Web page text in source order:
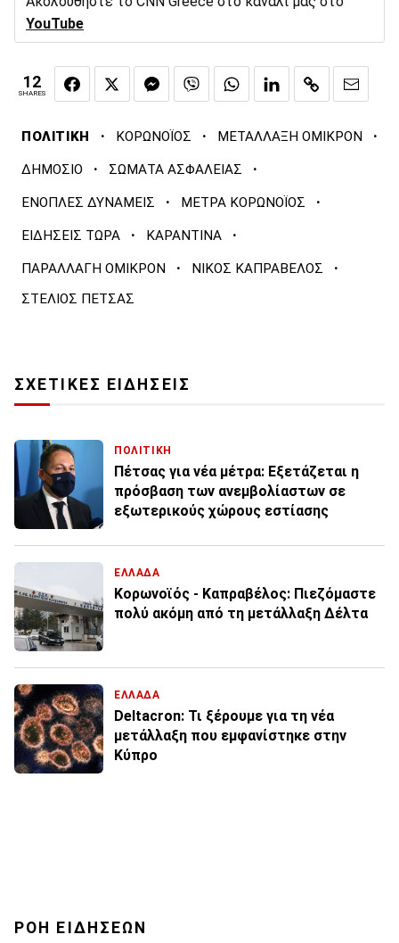
YouTube
12
SHARES
ΠΟΛΙΤΙΚΗ · ΚΟΡΩΝΟΪΟΣ · ΜΕΤΑΛΛΑΞΗ ΟΜΙΚΡΟΝ ·
ΔΗΜΟΣΙΟ · ΣΩΜΑΤΑ ΑΣΦΑΛΕΙΑΣ ·
ΕΝΟΠΛΕΣ ΔΥΝΑΜΕΙΣ · ΜΕΤΡΑ ΚΟΡΩΝΟΪΟΣ ·
ΕΙΔΗΣΕΙΣ ΤΩΡΑ · ΚΑΡΑΝΤΙΝΑ ·
ΠΑΡΑΛΛΑΓΗ ΟΜΙΚΡΟΝ · ΝΙΚΟΣ ΚΑΠΡΑΒΕΛΟΣ ·
ΣΤΕΛΙΟΣ ΠΕΤΣΑΣ
ΣΧΕΤΙΚΕΣ ΕΙΔΗΣΕΙΣ
ΠΟΛΙΤΙΚΗ
Πέτσας για νέα μέτρα: Εξετάζεται η
πρόσβαση των ανεμβολίαστων σε
εξωτερικούς χώρους εστίασης
ΕΛΛΑΔΑ
Κορωνοϊός - Καπραβέλος: Πιεζόμαστε
πολύ ακόμη από τη μετάλλαξη Δέλτα
ΕΛΛΑΔΑ
Deltacron: Τι ξέρουμε για τη νέα
μετάλλαξη που εμφανίστηκε στην
Κύπρο
ΡΟΗ ΕΙΔΗΣΕΩΝ